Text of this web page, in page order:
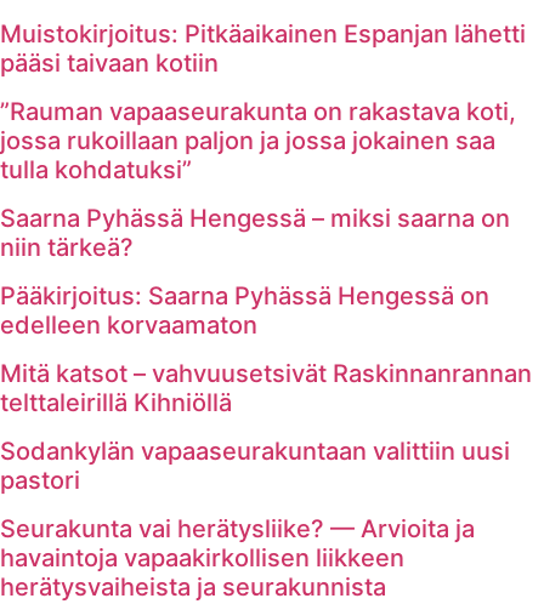
Muistokirjoitus: Pitkäaikainen Espanjan lähetti
pääsi taivaan kotiin
”Rauman vapaaseurakunta on rakastava koti,
jossa rukoillaan paljon ja jossa jokainen saa
tulla kohdatuksi”
Saarna Pyhässä Hengessä – miksi saarna on
niin tärkeä?
Pääkirjoitus: Saarna Pyhässä Hengessä on
edelleen korvaamaton
Mitä katsot – vahvuusetsivät Raskinnanrannan
telttaleirillä Kihniöllä
Sodankylän vapaaseurakuntaan valittiin uusi
pastori
Seurakunta vai herätysliike? — Arvioita ja
havaintoja vapaakirkollisen liikkeen
herätysvaiheista ja seurakunnista